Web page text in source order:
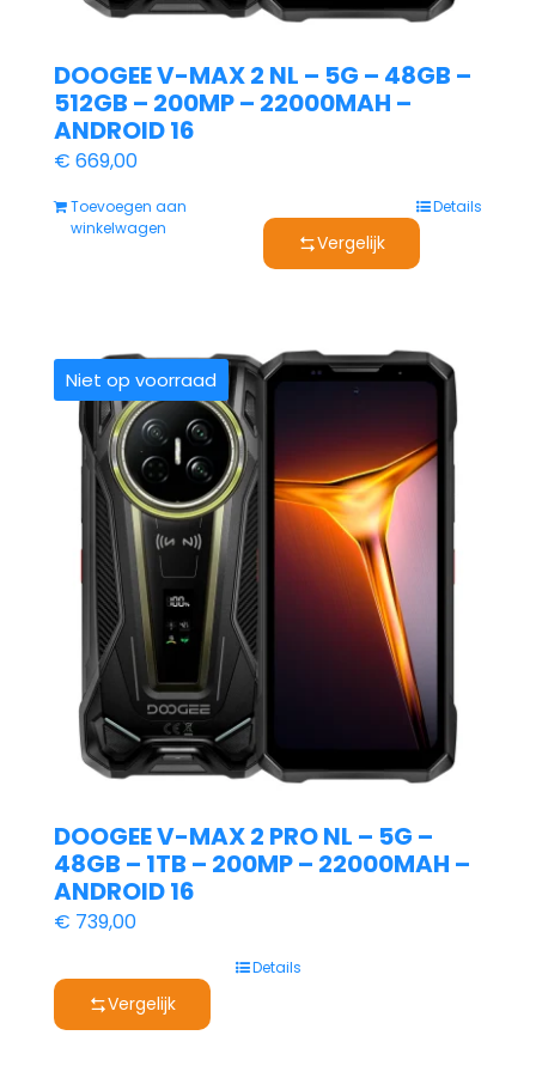
DOOGEE V-MAX 2 NL – 5G – 48GB –
512GB – 200MP – 22000MAH –
ANDROID 16
€ 669,00
Toevoegen aan
winkelwagen
Details
Vergelijk
Niet op voorraad
DOOGEE V-MAX 2 PRO NL – 5G –
48GB – 1TB – 200MP – 22000MAH –
ANDROID 16
€ 739,00
Details
Vergelijk